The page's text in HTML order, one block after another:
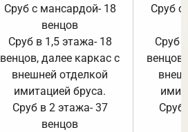
Сруб с мансардой- 18
венцов
Сруб в 1,5 этажа- 18
венцов, далее каркас с
внешней отделкой
имитацией бруса.
Сруб в 2 этажа- 37
венцов
Сруб с
Сруб
Сруб